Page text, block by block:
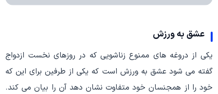
عشق به ورزش
یکی از دروغه های ممنوع زناشویی که در روزهای نخست ازدواج
گفته می شود عشق به ورزش است که یکی از طرفین برای این که
خود را از همجنسان خود متفاوت نشان دهد آن را بیان می کند.